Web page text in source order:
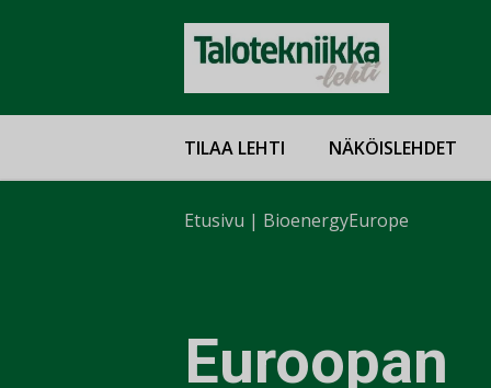
TILAA LEHTI NÄKÖISLEHDET
Etusivu | BioenergyEurope
Euroopan